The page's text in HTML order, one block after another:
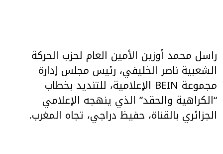
راسل محمد أوزين الأمين العام لحزب الحركة
الشعبية ناصر الخليفي، رئيس مجلس إدارة
مجموعة BEIN الإعلامية، للتنديد بخطاب
“الكراهية والحقد” الذي ينهجه الإعلامي
الجزائري بالقناة، حفيظ دراجي، تجاه المغرب.